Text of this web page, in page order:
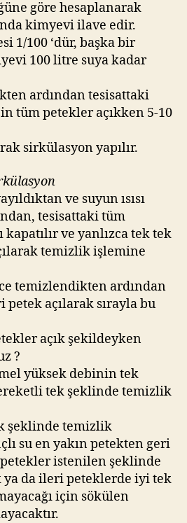
göre hesaplanarak
kimyevi ilave edir.
1/100 ‘dür, başka bir
100 litre suya kadar
ardından tesisattaki
tüm petekler açıkken 5-10
sirkülasyon yapılır.
ve suyun ısısı
tesisattaki tüm
ve yanlızca tek tek
temizlik işlemine
temizlendikten ardından
petek açılarak sırayla bu
açık şekildeyken
?
yüksek debinin tek
tek şeklinde temizlik
şeklinde temizlik
su en yakın petekten geri
istenilen şeklinde
da ileri peteklerde iyi tek
için sökülen